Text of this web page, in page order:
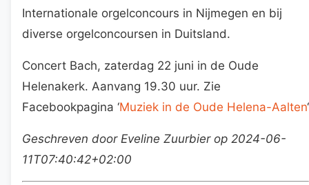
Internationale orgelconcours in Nijmegen en bij
diverse orgelconcoursen in Duitsland.
Concert Bach, zaterdag 22 juni in de Oude
Helenakerk. Aanvang 19.30 uur. Zie
Facebookpagina ‘Muziek in de Oude Helena-Aalten‘
Geschreven door Eveline Zuurbier op 2024-06-
11T07:40:42+02:00